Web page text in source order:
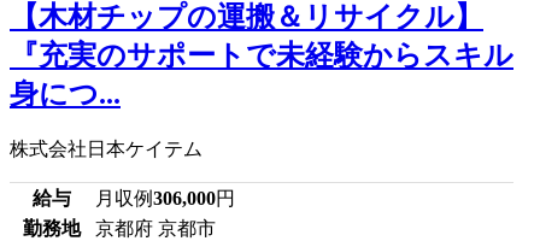
【木材チップの運搬＆リサイクル】
『充実のサポートで未経験からスキル
身につ...
株式会社日本ケイテム
給与 月収例306,000円
勤務地
京都府 京都市